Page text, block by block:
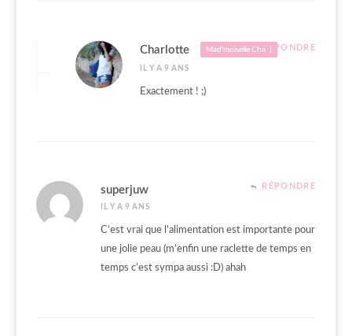
Charlotte Mad'moiselle Cha :)
IL Y A 9 ANS
RÉPONDRE
Exactement ! ;)
superjuw
IL Y A 9 ANS
RÉPONDRE
C’est vrai que l’alimentation est importante pour
une jolie peau (m’enfin une raclette de temps en
temps c’est sympa aussi :D) ahah